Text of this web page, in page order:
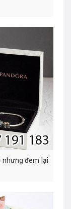
nhưng đem lại